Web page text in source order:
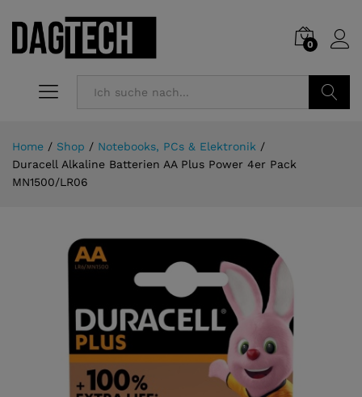
0
Home / Shop / Notebooks, PCs & Elektronik /
Duracell Alkaline Batterien AA Plus Power 4er Pack
MN1500/LR06